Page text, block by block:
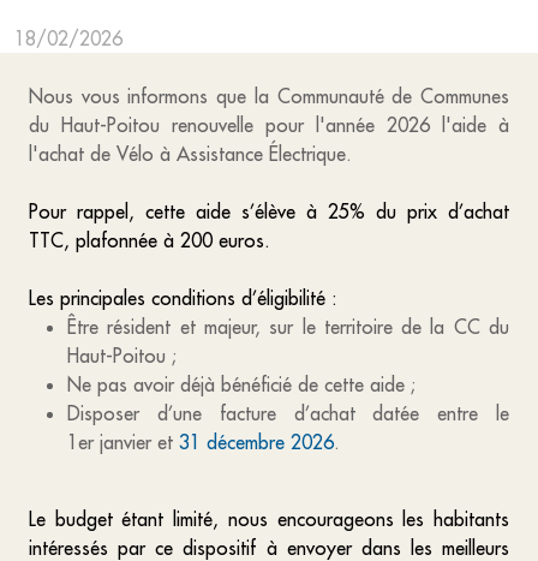
18/02/2026
Nous vous informons que la Communauté de Communes
du Haut-Poitou renouvelle pour l'année 2026 l'aide à
l'achat de Vélo à Assistance Électrique.
Pour rappel, cette aide s’élève à 25% du prix d’achat
TTC, plafonnée à 200 euros.
Les principales conditions d’éligibilité :
Être résident et majeur, sur le territoire de la CC du
Haut-Poitou ;
Ne pas avoir déjà bénéficié de cette aide ;
Disposer d’une facture d’achat datée entre le
1er janvier et 31 décembre 2026.
Le budget étant limité, nous encourageons les habitants
intéressés par ce dispositif à envoyer dans les meilleurs